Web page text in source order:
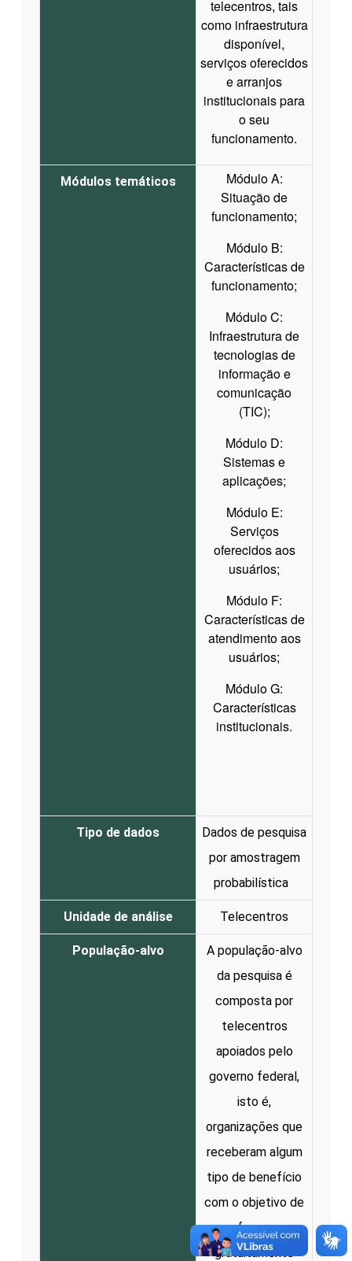
telecentros, tais
como infraestrutura
disponível,
serviços oferecidos
e arranjos
institucionais para
o seu
funcionamento.
Módulos temáticos
Módulo A:
Situação de
funcionamento;
Módulo B:
Características de
funcionamento;
Módulo C:
Infraestrutura de
tecnologias de
informação e
comunicação
(TIC);
Módulo D:
Sistemas e
aplicações;
Módulo E:
Serviços
oferecidos aos
usuários;
Módulo F:
Características de
atendimento aos
usuários;
Módulo G:
Características
institucionais.
Tipo de dados
Dados de pesquisa
por amostragem
probabilística
Unidade de análise Telecentros
População-alvo
A população-alvo
da pesquisa é
composta por
telecentros
apoiados pelo
governo federal,
isto é,
organizações que
receberam algum
tipo de benefício
com o objetivo de
oferecer
gratuitamente